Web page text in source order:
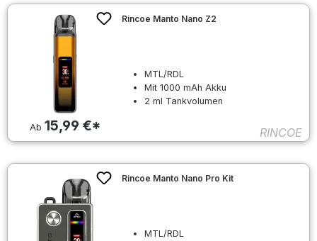
Ab 15,99 €*
Rincoe Manto Nano Z2
MTL/RDL
Mit 1000 mAh Akku
2 ml Tankvolumen
RINCOE
Rincoe Manto Nano Pro Kit
MTL/RDL